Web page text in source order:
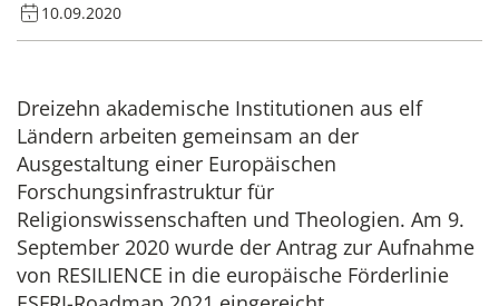
Publications of the IEG
10.09.2020
Dreizehn akademische Institutionen aus elf
Ländern arbeiten gemeinsam an der
Ausgestaltung einer Europäischen
Forschungsinfrastruktur für
Religionswissenschaften und Theologien. Am 9.
September 2020 wurde der Antrag zur Aufnahme
von RESILIENCE in die europäische Förderlinie